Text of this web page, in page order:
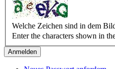
Welche Zeichen sind in dem
Enter the characters shown in